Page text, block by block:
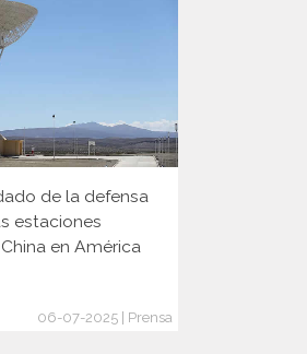
de la defensa
estaciones
en América
06-07-2025 | Prensa